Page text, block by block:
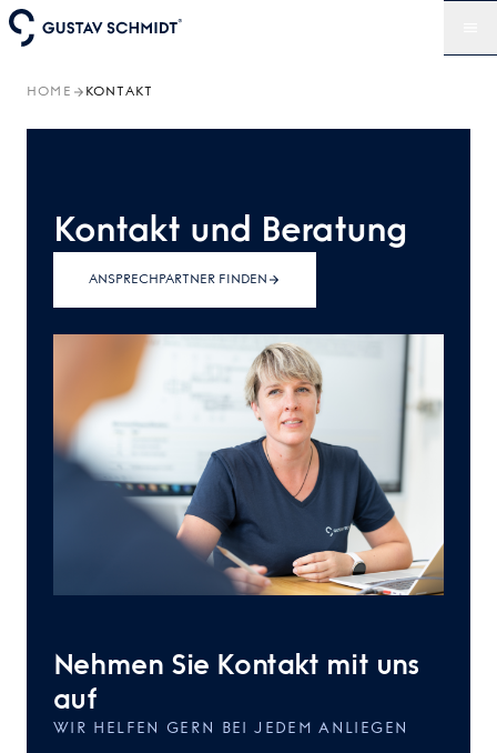
HOME KONTAKT
Kontakt und Beratung
ANSPRECHPARTNER FINDEN
Nehmen Sie Kontakt mit uns
auf
WIR HELFEN GERN BEI JEDEM ANLIEGEN